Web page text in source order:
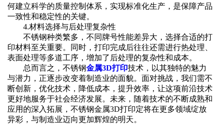
何建立科学的质量控制体系，实现标准化生产，是保障产品
一致性和稳定性的关键。
4.材料选择与后处理复杂性‌
不锈钢种类繁多，不同牌号性能差异大，选择合适的打
印材料至关重要。同时，打印完成后往往还需进行热处理、
表面处理等多道工序，增加了后处理的复杂性和成本。
总而言之，不锈钢金属3D打印技术，以其独特的魅力
与潜力，正逐步改变着制造业的面貌。面对挑战，我们需不
断创新，优化技术，降低成本，提升效率，让这项前沿技术
更好地服务于社会经济发展。未来，随着技术的不断成熟和
应用的深入拓展，不锈钢金属3D打印定将在更多领域绽放
异彩，与制造业迈向更加辉煌的明天。